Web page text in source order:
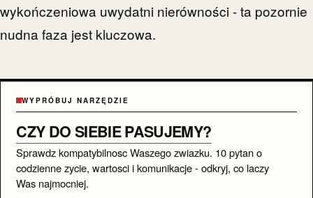
wykończeniowa uwydatni nierówności - ta pozornie
nudna faza jest kluczowa.
WYPRÓBUJ NARZĘDZIE
CZY DO SIEBIE PASUJEMY?
Sprawdz kompatybilnosc Waszego zwiazku. 10 pytan o
codzienne zycie, wartosci i komunikacje - odkryj, co laczy
Was najmocniej.